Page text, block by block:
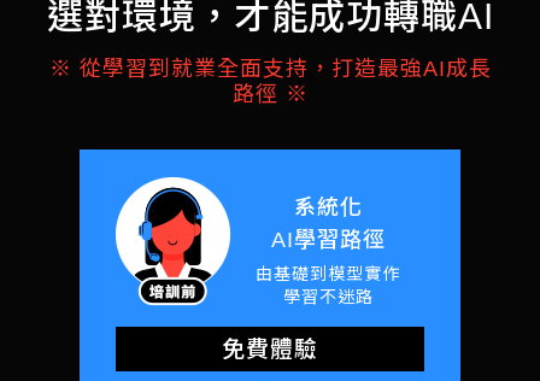
選對環境，才能成功轉職AI
※ 從學習到就業全面支持，打造最強AI成長
路徑 ※
系統化
AI學習路徑
由基礎到模型實作
學習不迷路
免費體驗